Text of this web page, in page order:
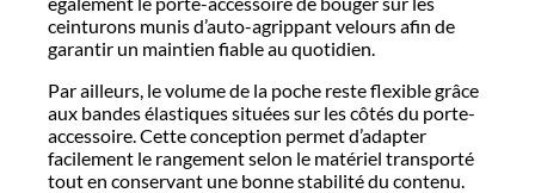
ceinturons munis d’auto-agrippant velours afin de
garantir un maintien fiable au quotidien.
Par ailleurs, le volume de la poche reste flexible grâce
aux bandes élastiques situées sur les côtés du porte-
accessoire. Cette conception permet d’adapter
facilement le rangement selon le matériel transporté
tout en conservant une bonne stabilité du contenu.